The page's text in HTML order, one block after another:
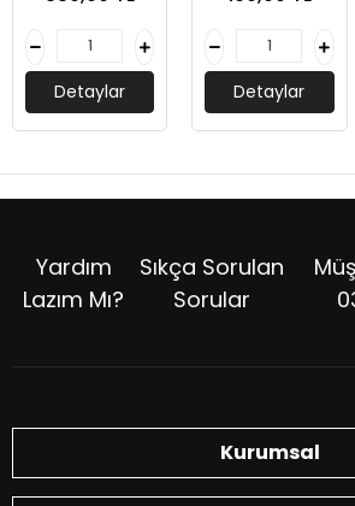
Oyun
Detaylar Detaylar
Yardım
Lazım Mı?
Sıkça Sorulan
Sorular
Kurumsal